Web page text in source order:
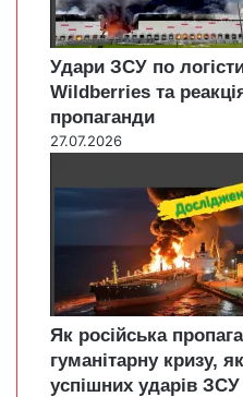
Удари ЗСУ по
Wildberries та
пропаганди
27.07.2026
Як російська
гуманітарну кризу,
успішних ударів ЗСУ